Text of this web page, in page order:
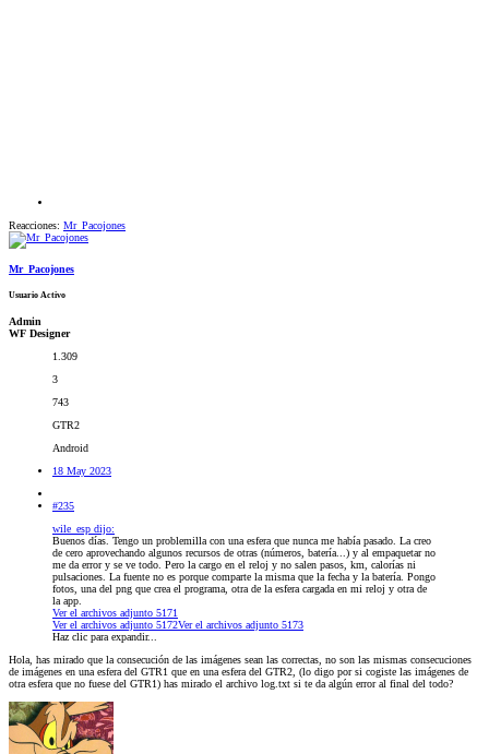
Reacciones: Mr_Pacojones
Mr_Pacojones
Usuario Activo
Admin
WF Designer
1.309
3
743
GTR2
Android
18 May 2023
#235
wile_esp dijo:
Buenos días. Tengo un problemilla con una esfera que nunca me había pasado. La creo
de cero aprovechando algunos recursos de otras (números, batería...) y al empaquetar no
me da error y se ve todo. Pero la cargo en el reloj y no salen pasos, km, calorías ni
pulsaciones. La fuente no es porque comparte la misma que la fecha y la batería. Pongo
fotos, una del png que crea el programa, otra de la esfera cargada en mi reloj y otra de
la app.
Ver el archivos adjunto 5171
Ver el archivos adjunto 5172Ver el archivos adjunto 5173
Haz clic para expandir...
Hola, has mirado que la consecución de las imágenes sean las correctas, no son las mismas consecuciones
de imágenes en una esfera del GTR1 que en una esfera del GTR2, (lo digo por si cogiste las imágenes de
otra esfera que no fuese del GTR1) has mirado el archivo log.txt si te da algún error al final del todo?